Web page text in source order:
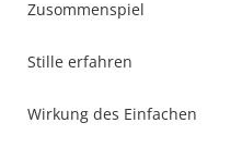
Zusommenspiel
Stille erfahren
Wirkung des Einfachen